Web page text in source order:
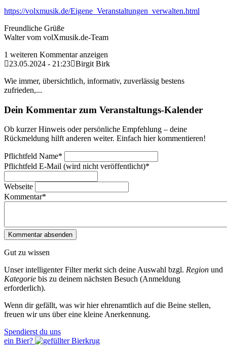
https://volxmusik.de/Eigene_Veranstaltungen_verwalten.html
Freundliche Grüße
Walter vom volXmusik.de-Team
1 weiteren Kommentar anzeigen
23.05.2024 - 21:23 Birgit Birk
Wie immer, übersichtlich, informativ, zuverlässig bestens
zufrieden,...
Dein Kommentar zum Veranstaltungs-Kalender
Ob kurzer Hinweis oder persönliche Empfehlung – deine
Rückmeldung hilft anderen weiter. Einfach hier kommentieren!
Pflichtfeld Name*
Pflichtfeld E-Mail (wird nicht veröffentlicht)*
Webseite
Kommentar*
Gut zu wissen
Unser intelligenter Filter merkt sich deine Auswahl bzgl. Region und
Kategorie bis zu deinem nächsten Besuch (Anmeldung
erforderlich).
Wenn dir gefällt, was wir hier ehrenamtlich auf die Beine stellen,
freuen wir uns über eine kleine Anerkennung.
Spendierst du uns
ein Bier?